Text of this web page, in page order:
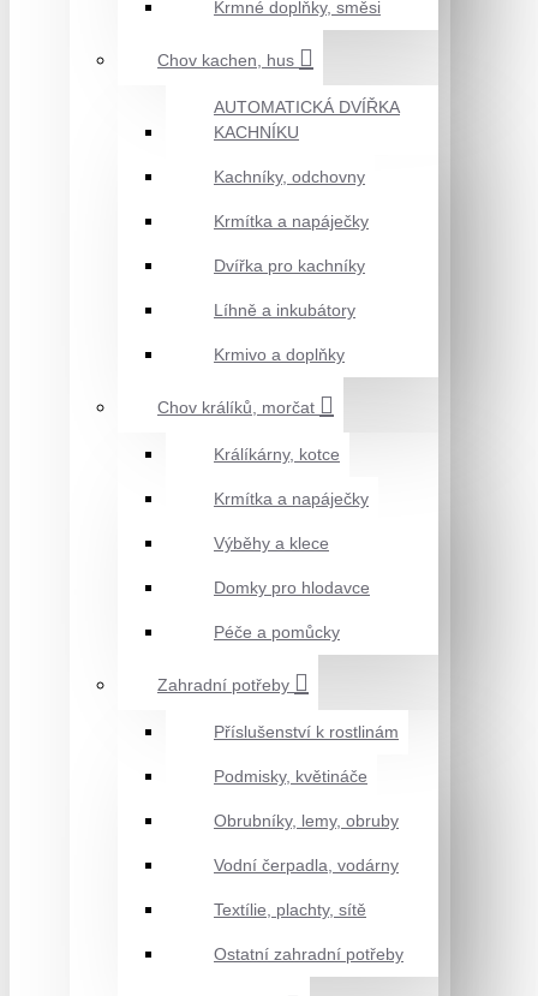
Krmné doplňky, směsi
Chov kachen, hus
AUTOMATICKÁ DVÍŘKA
KACHNÍKU
Kachníky, odchovny
Krmítka a napáječky
Dvířka pro kachníky
Líhně a inkubátory
Krmivo a doplňky
Chov králíků, morčat
Králíkárny, kotce
Krmítka a napáječky
Výběhy a klece
Domky pro hlodavce
Péče a pomůcky
Zahradní potřeby
Příslušenství k rostlinám
Podmisky, květináče
Obrubníky, lemy, obruby
Vodní čerpadla, vodárny
Textílie, plachty, sítě
Ostatní zahradní potřeby